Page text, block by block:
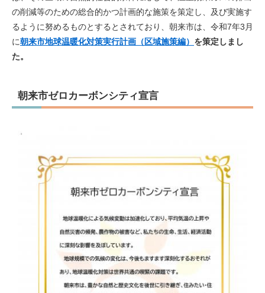
の削減等のための総合的かつ計画的な施策を策定し、及び実施す
るように努めるものとするとされており、朝来市は、令和7年3月
に朝来市地球温暖化対策実行計画（区域施策編） を策定しまし
た。
朝来市ゼロカーボンシティ宣言